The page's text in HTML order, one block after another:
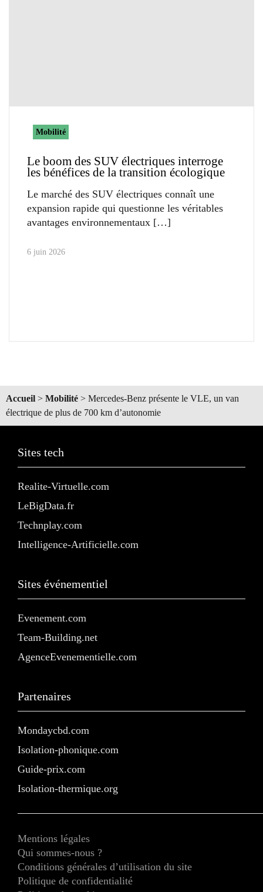
Mobilité
Le boom des SUV électriques interroge
les bénéfices de la transition écologique
Le marché des SUV électriques connaît une
expansion rapide qui questionne les véritables
avantages environnementaux
6 juin 2026
Accueil > Mobilité > Mercedes-Benz présente le VLE, un van
électrique de plus de 700 km d’autonomie
Sites tech
Realite-Virtuelle.com
LeBigData.fr
Technplay.com
Intelligence-Artificielle.com
Sites événementiel
Evenement.com
Team-Building.net
AgenceEvenementielle.com
Partenaires
Mondaycbd.com
Isolation-phonique.com
Guide-prix.com
Isolation-thermique.org
Mentions légales
Qui sommes-nous ?
Conditions générales d’utilisation du site
Politique de confidentialité